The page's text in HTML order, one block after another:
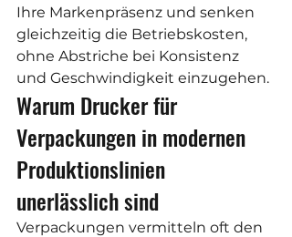
Ihre Markenpräsenz und senken
gleichzeitig die Betriebskosten,
ohne Abstriche bei Konsistenz
und Geschwindigkeit einzugehen.
Warum Drucker für
Verpackungen in modernen
Produktionslinien
unerlässlich sind
Verpackungen vermitteln oft den